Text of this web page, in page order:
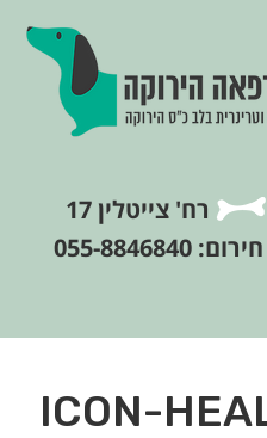
רח' צייטלין 17
055-8846840
ICON-